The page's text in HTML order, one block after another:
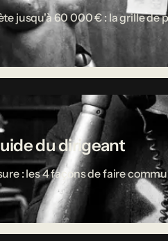
jusqu'à 60 000 € : la grille de
du dirigeant
: les 4 façons de faire